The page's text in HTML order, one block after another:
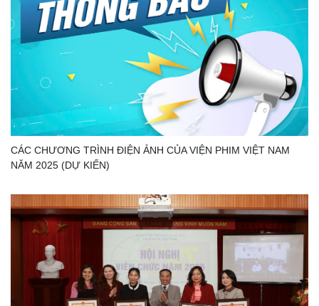
CÁC CHƯƠNG TRÌNH ĐIỆN ẢNH CỦA VIỆN PHIM VIỆT NAM
NĂM 2025 (DỰ KIẾN)